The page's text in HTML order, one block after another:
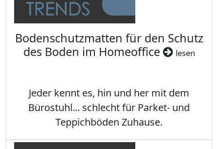
Bodenschutzmatten für den Schutz
des Boden im Homeoffice
lesen
Jeder kennt es, hin und her mit dem
Bürostuhl... schlecht für Parket- und
Teppichböden Zuhause.